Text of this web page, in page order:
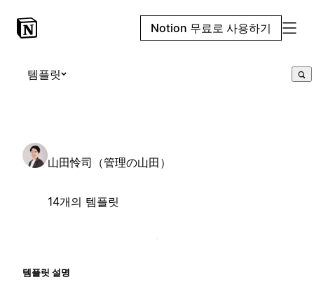
Notion 무료로 사용하기
템플릿
山田怜司（管理の山田）
14개의 템플릿
템플릿 설명